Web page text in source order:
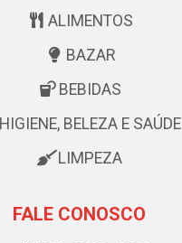
ALIMENTOS
BAZAR
BEBIDAS
HIGIENE, BELEZA E SAÚDE
LIMPEZA
FALE CONOSCO